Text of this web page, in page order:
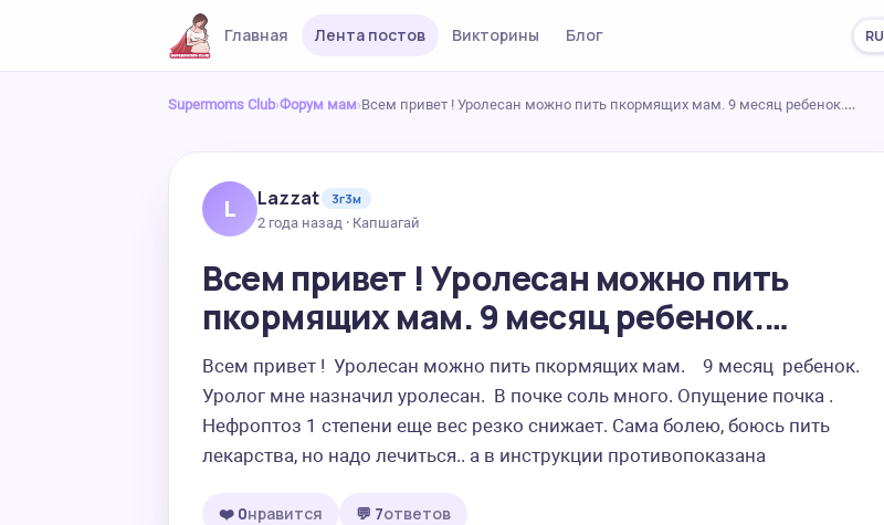
Главная Лента постов Викторины Блог RU
Supermoms Club›Форум мам›Всем привет ! Уролесан можно пить пкормящих мам. 9 месяц ребенок.…
L Lazzat
3г3м
2 года назад · Капшагай
Всем привет ! Уролесан можно пить
пкормящих мам. 9 месяц ребенок.…
Всем привет !  Уролесан можно пить пкормящих мам.    9 месяц  ребенок.
Уролог мне назначил уролесан.  В почке соль много. Опущение почка .
Нефроптоз 1 степени еще вес резко снижает. Сама болею, боюсь пить
лекарства, но надо лечиться.. а в инструкции противопоказана
❤️ 0нравится 💬 7ответов